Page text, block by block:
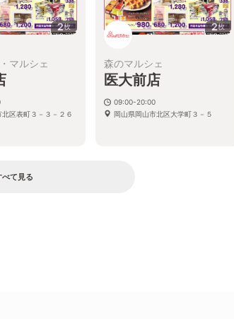
2枚
マルシェ
区表町３－３－２６
2枚
森のマルシェ
医大前店
09:00-20:00
岡山県岡山市北区大学町３－５
べて見る